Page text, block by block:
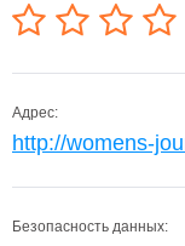
Адрес:
http://womens-
Безопасность данных: